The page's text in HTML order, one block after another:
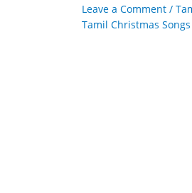
Leave a Comment /
Tamil Christmas Songs